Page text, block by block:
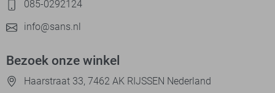
085-0292124
info@sans.nl
Bezoek onze winkel
Haarstraat 33, 7462 AK RIJSSEN Nederland